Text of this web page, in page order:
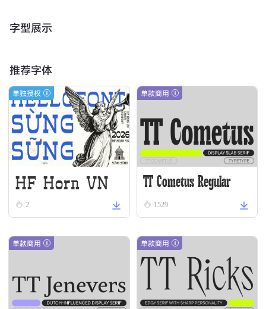
字型展示
推荐字体
单独授权
HF Horn VN
2
单款商用
TT Cometus Regular
1529
单款商用 单款商用